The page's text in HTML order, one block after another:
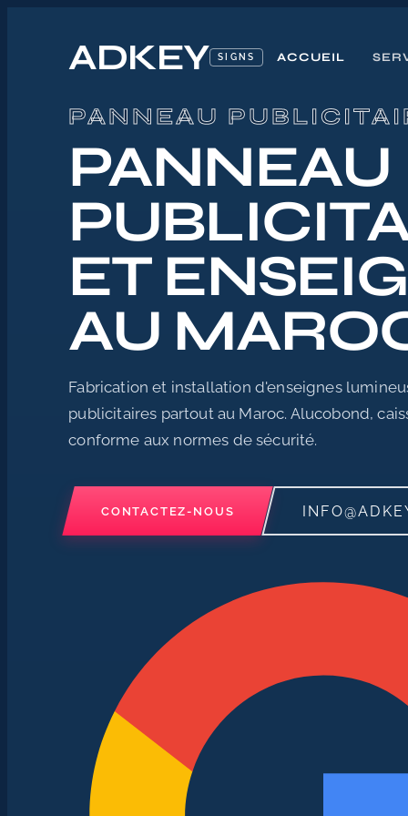
ADKEY SIGNS ACCUEIL
Accueil
/
PANNEAU
PANNEAU
ET
AU
Fabrication et installation d'enseignes
publicitaires partout au Maroc. Alucobond,
conforme aux normes de sécurité.
CONTACTEZ-NOUS